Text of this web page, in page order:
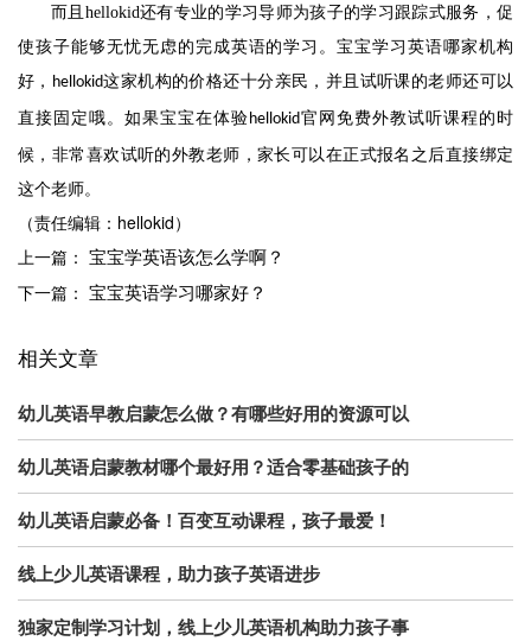
而且 hellokid还有专业的学习导师为孩子的学习跟踪式服务，促
使孩子能够无忧无虑的完成英语的学习。宝宝学习英语哪家机构
好， hellokid这家机构的价格还十分亲民，并且试听课的老师还可以
直接固定哦。如果宝宝在体验hellokid官网免费外教试听课程的时
候，非常喜欢试听的外教老师，家长可以在正式报名之后直接绑定
这个老师。
（责任编辑：hellokid）
上一篇： 宝宝学英语该怎么学啊？
下一篇： 宝宝英语学习哪家好？
相关文章
幼儿英语早教启蒙怎么做？有哪些好用的资源可以
幼儿英语启蒙教材哪个最好用？适合零基础孩子的
幼儿英语启蒙必备！百变互动课程，孩子最爱！
线上少儿英语课程，助力孩子英语进步
独家定制学习计划，线上少儿英语机构助力孩子事